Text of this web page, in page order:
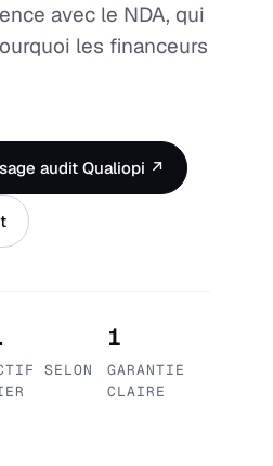
avec le NDA, qui
les financeurs
audit Qualiopi ↗
SELON
1
GARANTIE
CLAIRE